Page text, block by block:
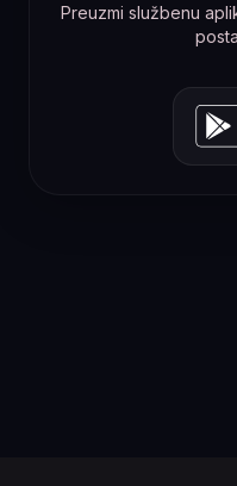
Preuzmi službenu